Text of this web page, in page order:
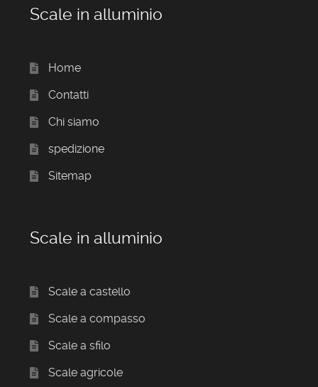
Scale in alluminio
Home
Contatti
Chi siamo
spedizione
Sitemap
Scale in alluminio
Scale a castello
Scale a compasso
Scale a sfilo
Scale agricole